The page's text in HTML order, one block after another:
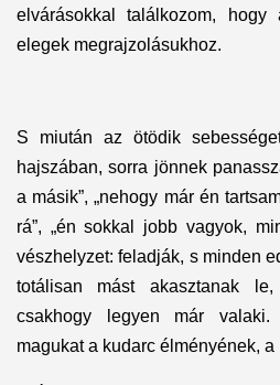
elvárásokkal találkozom,
elegek megrajzolásukhoz.
S miután az ötödik
hajszában, sorra jönnek
a másik”, „nehogy már én
rá”, „én sokkal jobb vagyok,
vészhelyzet: feladják, s minden
totálisan mást akasztanak
csakhogy legyen már
magukat a kudarc élményének, a